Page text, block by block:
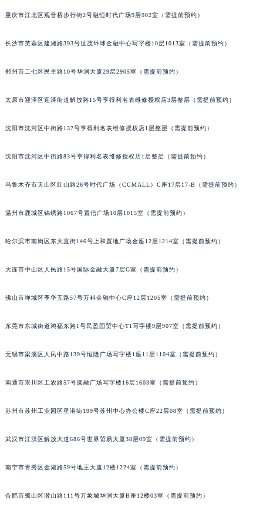
重庆市江北区观音桥步行街2号融恒时代广场9层902室（需提前预约）
长沙市芙蓉区建湘路393号世茂环球金融中心写字楼10层1013室（需提前预约）
郑州市二七区民主路10号华润大厦29层2905室（需提前预约）
太原市迎泽区迎泽街道解放路15号亨得利名表维修授权店3层整层（需提前预约）
沈阳市沈河区中街路137号亨得利名表维修授权店1层整层（需提前预约）
沈阳市沈河区中街路83号亨得利名表维修授权店1层整层（需提前预约）
乌鲁木齐市天山区红山路26号时代广场（CCMALL）C座17层17-B（需提前预约）
温州市鹿城区锦绣路1067号置信广场10层1015室（需提前预约）
哈尔滨市南岗区东大直街146号上和置地广场金座12层1214室（需提前预约）
大连市中山区人民路15号国际金融大厦7层G室（需提前预约）
佛山市禅城区季华五路57号万科金融中心C座12层1205室（需提前预约）
东莞市东城街道鸿福东路1号民盈国贸中心T1写字楼9层907室（需提前预约）
无锡市梁溪区人民中路139号恒隆广场写字楼1座11层1104室（需提前预约）
南通市崇川区工农路57号圆融广场写字楼16层1603室（需提前预约）
苏州市苏州工业园区星港街199号苏州中心办公楼C座22层08室（需提前预约）
武汉市江汉区解放大道686号世界贸易大厦38层09室（需提前预约）
南宁市青秀区金湖路59号地王大厦12楼1224室（需提前预约）
合肥市蜀山区潜山路111号万象城华润大厦B座12楼03室（需提前预约）